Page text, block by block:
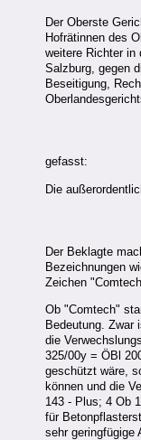
Der Oberste
Hofrätinnen des
weitere Richter in
Salzburg, gegen
Beseitigung,
gefasst:
Die
Der Beklagte
Bezeichnungen
Zeichen
Ob "Comtech"
Bedeutung. Zwar
die
325/00y = ÖBl
geschützt wäre,
können und die
143 - Plus; 4 Ob
für
sehr geringfügige